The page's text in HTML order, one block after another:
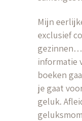
Mijn
exclusief
informatie
boeken
je gaat
geluk.